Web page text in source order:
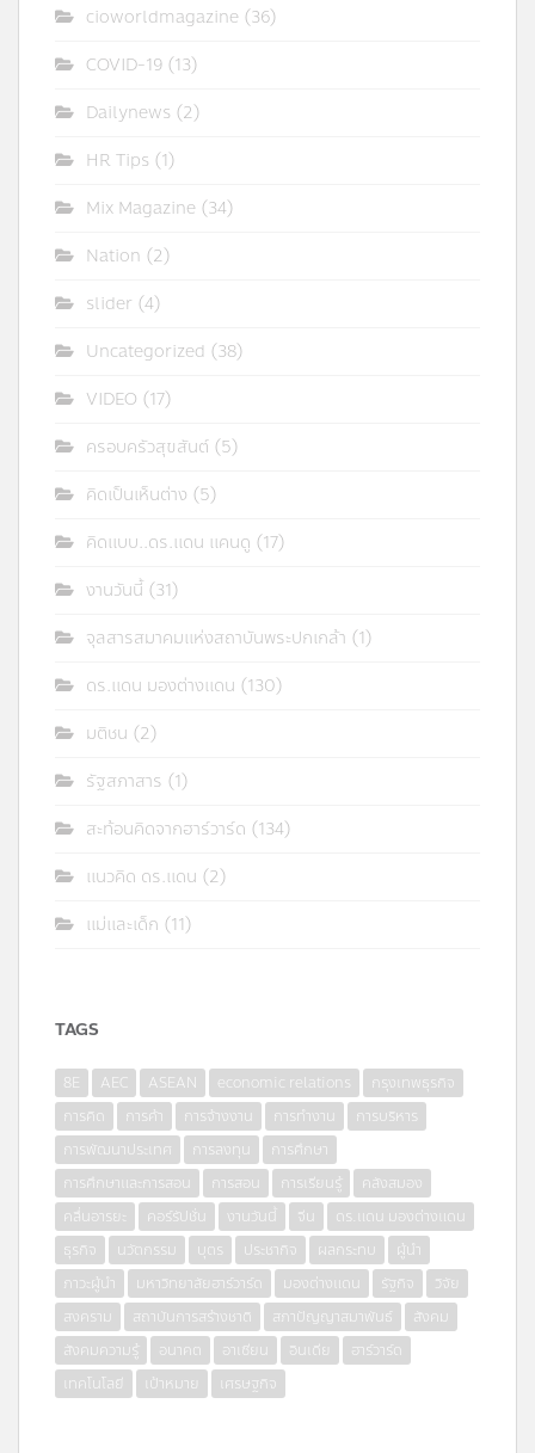
cioworldmagazine (36)
COVID-19 (13)
Dailynews (2)
HR Tips (1)
Mix Magazine (34)
Nation (2)
slider (4)
Uncategorized (38)
VIDEO (17)
ครอบครัวสุขสันต์ (5)
คิดเป็นเห็นต่าง (5)
คิดแบบ..ดร.แดน แคนดู (17)
งานวันนี้ (31)
จุลสารสมาคมแห่งสถาบันพระปกเกล้า (1)
ดร.แดน มองต่างแดน (130)
มติชน (2)
รัฐสภาสาร (1)
สะท้อนคิดจากฮาร์วาร์ด (134)
แนวคิด ดร.แดน (2)
แม่และเด็ก (11)
TAGS
8E AEC ASEAN economic relations
กรุงเทพธุรกิจ
การคิด
การค้า การจ้างงาน การทำงาน
การบริหาร
การพัฒนาประเทศ
การลงทุน
การศึกษา
การศึกษาและการสอน
การสอน การเรียนรู้
คลังสมอง
คลื่นอารยะ
คอร์รัปชั่น งานวันนี้ จีน
ดร.แดน มองต่างแดน
ธุรกิจ
นวัตกรรม บุตร ประชากิจ ผลกระทบ
ผู้นำ
ภาวะผู้นำ
มหาวิทยาลัยฮาร์วาร์ด มองต่างแดน รัฐกิจ
วิจัย
สงคราม
สถาบันการสร้างชาติ สภาปัญญาสมาพันธ์
สังคม
สังคมความรู้
อนาคต อาเซียน อินเดีย
ฮาร์วาร์ด
เทคโนโลยี
เป้าหมาย เศรษฐกิจ